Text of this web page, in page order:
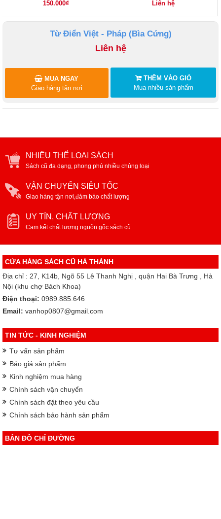
150.000₫ Liên hệ
Từ Điển Việt - Pháp (Bìa Cứng)
Liên hệ
THÊM VÀO GIỎ
Mua nhiều sản phẩm
MUA NGAY
Giao hàng tận nơi
NHIỀU THỂ LOẠI SÁCH
Sách cũ đa dạng, phong phú nhiều chủng loại
VẬN CHUYỂN SIÊU TỐC
Giao hàng tận nơi,đảm bảo chất lượng
UY TÍN, CHẤT LƯỢNG
Cam kết chất lượng nguồn gốc sách cũ
CỬA HÀNG SÁCH CŨ HÀ THÀNH
Địa chỉ : 27, K14b, Ngõ 55 Lê Thanh Nghị , quận Hai Bà Trưng , Hà
Nội (khu chợ Bách Khoa)
Điện thoại: 0989.885.646
Email: vanhop0807@gmail.com
TIN TỨC - KINH NGHIỆM
Tư vấn sản phẩm
Báo giá sản phẩm
Kinh nghiệm mua hàng
Chính sách vận chuyển
Chính sách đặt theo yêu cầu
Chính sách bảo hành sản phẩm
BẢN ĐỒ CHỈ ĐƯỜNG